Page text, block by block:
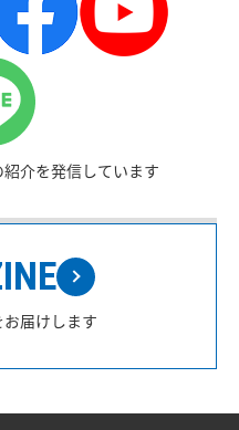
介を発信しています
届けします